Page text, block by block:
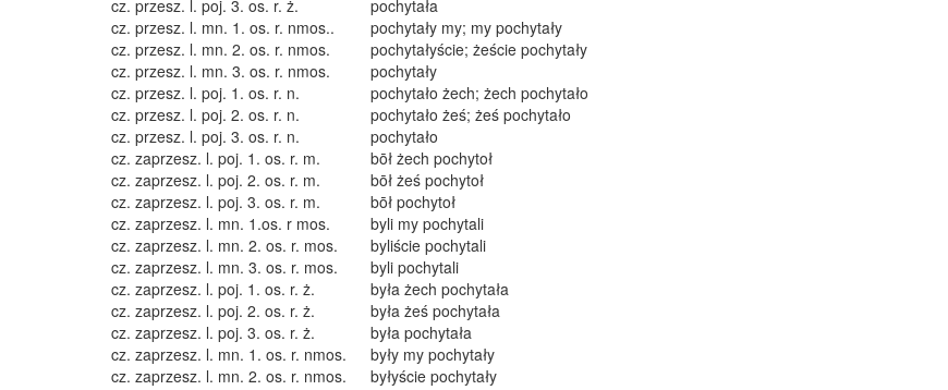
cz. przesz. l. poj. 3. os. r. ż.
pochytała
cz. przesz. l. mn. 1. os. r. nmos..
pochytały my; my pochytały
cz. przesz. l. mn. 2. os. r. nmos.
pochytałyście; żeście pochytały
cz. przesz. l. mn. 3. os. r. nmos.
pochytały
cz. przesz. l. poj. 1. os. r. n.
pochytało żech; żech pochytało
cz. przesz. l. poj. 2. os. r. n.
pochytało żeś; żeś pochytało
cz. przesz. l. poj. 3. os. r. n.
pochytało
cz. zaprzesz. l. poj. 1. os. r. m.
bōł żech pochytoł
cz. zaprzesz. l. poj. 2. os. r. m.
bōł żeś pochytoł
cz. zaprzesz. l. poj. 3. os. r. m.
bōł pochytoł
cz. zaprzesz. l. mn. 1.os. r mos.
byli my pochytali
cz. zaprzesz. l. mn. 2. os. r. mos.
byliście pochytali
cz. zaprzesz. l. mn. 3. os. r. mos.
byli pochytali
cz. zaprzesz. l. poj. 1. os. r. ż.
była żech pochytała
cz. zaprzesz. l. poj. 2. os. r. ż.
była żeś pochytała
cz. zaprzesz. l. poj. 3. os. r. ż.
była pochytała
cz. zaprzesz. l. mn. 1. os. r. nmos.
były my pochytały
cz. zaprzesz. l. mn. 2. os. r. nmos.
byłyście pochytały